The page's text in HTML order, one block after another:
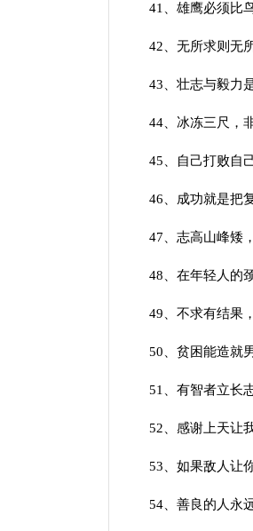
41、雄鹰必须比鸟
42、无所求则无所
43、壮志与毅力是
44、冰冻三尺，非
45、自己打败自己
46、成功就是把复
47、志高山峰矮，
48、在年轻人的颈
49、不求有结果，
50、贫困能造就男
51、有智者立长志
52、感谢上天让我
53、如果敌人让你
54、善良的人永远